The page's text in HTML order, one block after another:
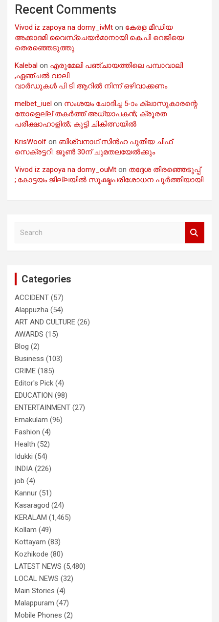
Recent Comments
Vivod iz zapoya na domy_ivMt on കേരള മീഡിയ
അക്കാദമി വൈസ്ചെയർമാനായി കെ.പി റെജിയെ
തെരഞ്ഞെടുത്തു
Kalebal on എരുമേലി പഞ്ചായത്തിലെ പമ്പാവാലി
,ഏഞ്ചൽ വാലി
വാർഡുകൾ പി ടി ആറിൽ നിന്ന് ഒഴിവാക്കണം
melbet_iuel on സംശയം ചോദിച്ച 5-ാം ക്ലാസുകാരന്റെ
തോളെല്ല് തകർത്ത് അധ്യാപകൻ; ക്രൂരത
പരീക്ഷാഹാളിൽ; കുട്ടി ചികിത്സയിൽ
KrisWoolf on ബിശ്വനാഥ് സിൻഹ പുതിയ ചീഫ്
സെക്രട്ടറി: ജൂൺ 30ന് ചുമതലയേൽക്കും
Vivod iz zapoya na domy_ouMt on തദ്ദേശ തിരഞ്ഞെടുപ്പ്
;.കോട്ടയം ജില്ലയിൽ സൂക്ഷ്മപരിശോധന പൂർത്തിയായി
Categories
ACCIDENT (57)
Alappuzha (54)
ART AND CULTURE (26)
AWARDS (15)
Blog (2)
Business (103)
CRIME (185)
Editor's Pick (4)
EDUCATION (98)
ENTERTAINMENT (27)
Ernakulam (96)
Fashion (4)
Health (52)
Idukki (54)
INDIA (226)
job (4)
Kannur (51)
Kasaragod (24)
KERALAM (1,465)
Kollam (49)
Kottayam (83)
Kozhikode (80)
LATEST NEWS (5,480)
LOCAL NEWS (32)
Main Stories (4)
Malappuram (47)
Mobile Phones (2)